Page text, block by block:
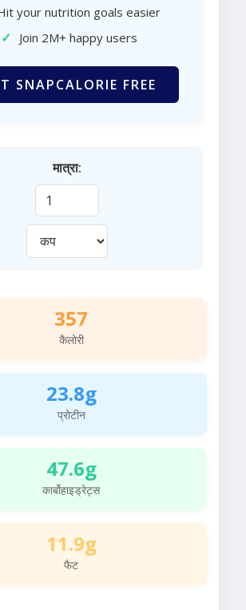
your nutrition goals easier
✓ Join 2M+ happy users
SNAPCALORIE FREE
मात्रा:
357
कैलोरी
23.8g
प्रोटीन
47.6g
कार्बोहाइड्रेट्स
11.9g
फैट